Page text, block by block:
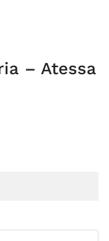
– Atessa